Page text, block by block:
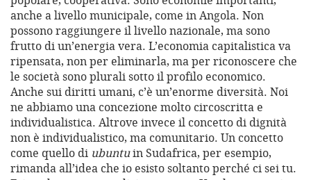
anche a livello municipale, come in Angola. Non
possono raggiungere il livello nazionale, ma sono
frutto di un’energia vera. L’economia capitalistica va
ripensata, non per eliminarla, ma per riconoscere che
le società sono plurali sotto il profilo economico.
Anche sui diritti umani, c’è un’enorme diversità. Noi
ne abbiamo una concezione molto circoscritta e
individualistica. Altrove invece il concetto di dignità
non è individualistico, ma comunitario. Un concetto
come quello di ubuntuin Sudafrica, per esempio,
rimanda all’idea che io esisto soltanto perché ci sei tu.